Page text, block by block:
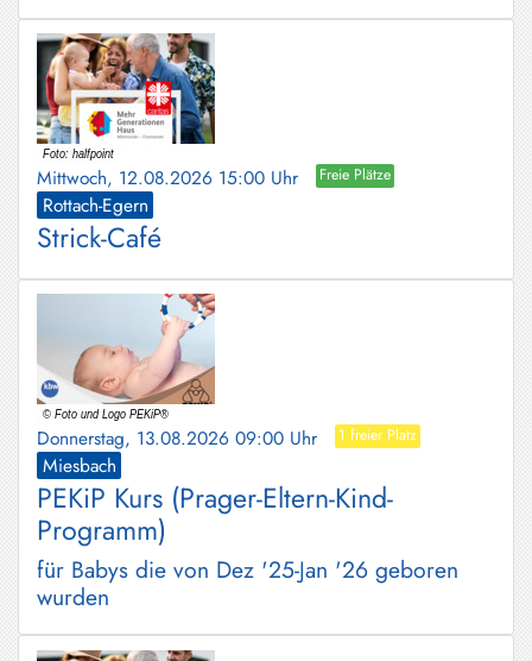
Mittwoch, 12.08.2026 15:00 Uhr Freie Plätze
Rottach-Egern
Strick-Café
Donnerstag, 13.08.2026 09:00 Uhr 1 freier Platz
Miesbach
PEKiP Kurs (Prager-Eltern-Kind-
Programm)
für Babys die von Dez '25-Jan '26 geboren
wurden